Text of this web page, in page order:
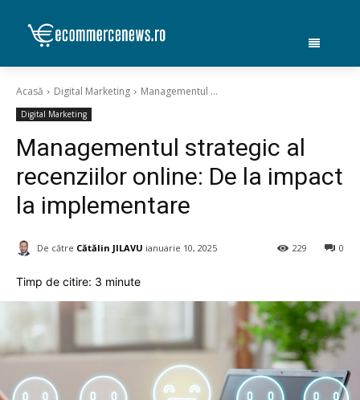
Acasă Digital Marketing Managementul ...
Digital Marketing
Managementul strategic al
recenziilor online: De la impact
la implementare
De către Cătălin JILAVU ianuarie 10, 2025 0
229
Timp de citire: 3 minute